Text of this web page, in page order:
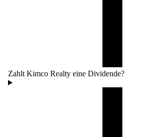
Zahlt Kimco Realty eine Dividende?